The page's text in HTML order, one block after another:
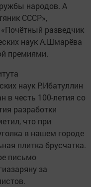
народов. А
СССР»,
разведчик
наук А.Шмарёва
премиями.
наук Р.Ибатуллин
в честь 100-летия со
разработки
что при
в нашем городе
плитка брусчатка.
письмо
за